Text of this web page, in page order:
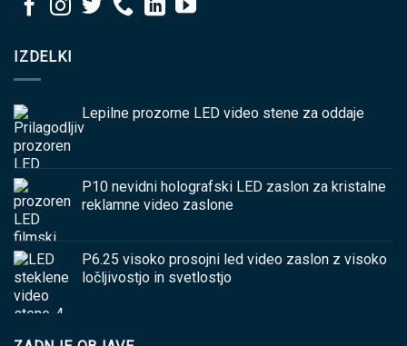
IZDELKI
Lepilne prozorne LED video stene za oddaje
P10 nevidni holografski LED zaslon za kristalne
reklamne video zaslone
P6.25 visoko prosojni led video zaslon z visoko
ločljivostjo in svetlostjo